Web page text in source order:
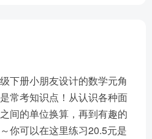
下册小朋友设计的数学元角
常考知识点！从认识各种面
间的单位换算，再到有趣的
你可以在这里练习20.5元是